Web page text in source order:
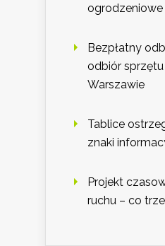
ogrodzeniowe
Bezpłatny
odbiór
Warszawie
Tablice
znaki
Projekt
ruchu – co